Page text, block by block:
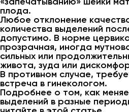
плода.
Любое отклонение
количества выделений
допустимо. В норме
прозрачная, иногда
сильных или
живота, зуда или
В противном случае,
встреча в гинекологом.
Подробнее о том, как
выделений в разные